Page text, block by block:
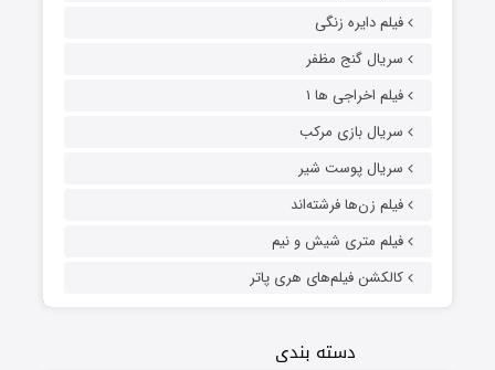
فیلم دایره زنگی
سریال گنج مظفر
فیلم اخراجی ها ۱
سریال بازی مرکب
سریال پوست شیر
فیلم زن‌ها فرشته‌اند
فیلم متری شیش و نیم
کالکشن فیلم‌های هری پاتر
دسته بندی